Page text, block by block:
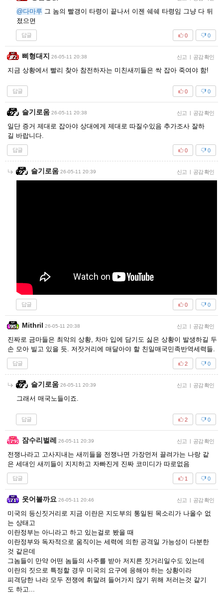
@다마루 그 놈의 빨갱이 타령이 끝나서 이젠 쉐쉐 타령임 그냥 다 뒤
졌으면
답글 0
0
삐형대지 26-05-11 20:38 신고 | 공감 확인
지금 상황에서 빨리 찾아 참전하자는 미친새끼들은 싹 잡아 죽여야 함!
답글 0
0
슬기로움 26-05-11 20:38 신고 | 공감 확인
일단 증거 제대로 잡아야 상대에게 제대로 따질수있음 추가조사 잘하
길 바랍니다.
답글 0
0
슬기로움 26-05-11 20:39 신고 | 공감 확인
답글 0
0
Mithril 26-05-11 20:38 신고 | 공감 확인
진짜로 금마들은 최악의 상황, 차마 입에 담기도 싫은 상황이 발생하길 두
손 모아 빌고 있을 듯. 저잣거리에 매달아야 할 친일매국민족반역세력들.
답글 0
2
슬기로움 26-05-11 20:39 신고 | 공감 확인
그래서 매국노들이죠.
답글 0
2
잠수리벌레 26-05-11 20:39 신고 | 공감 확인
전쟁나라고 고사지내는 새끼들을 전쟁나면 가장먼저 끌려가는 나랑 같
은 세대인 새끼들이 지지하고 자빠진게 진짜 코미디가 따로없음
답글 0
1
웃어볼까요 26-05-11 20:46 신고 | 공감 확인
미국의 등신짓거리로 지금 이란은 지도부의 통일된 목소리가 나올수 없
는 상태고
이란정부는 아니라고 하고 있는걸로 봤을 때
이란정부와 독자적으로 움직이는 세력에 의한 공격일 가능성이 다분한
것 같은데
그놈들이 만약 어떤 놈들의 사주를 받아 저지른 짓거리일수도 있는데
이란의 짓으로 특정할 경우 미국의 요구에 응해야 하는 상황이라
피격당한 나라 모두 전쟁에 휘말려 들어가지 않기 위해 저러는것 같기
도 하고...